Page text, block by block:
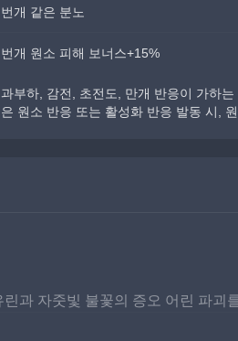
번개 같은 분노
번개 원소 피해 보너스+15%
과부하, 감전, 초전도, 만개 반응이 가하
은 원소 반응 또는 활성화 반응 발동 시,
과 자줏빛 불꽃의 증오 어린 파괴